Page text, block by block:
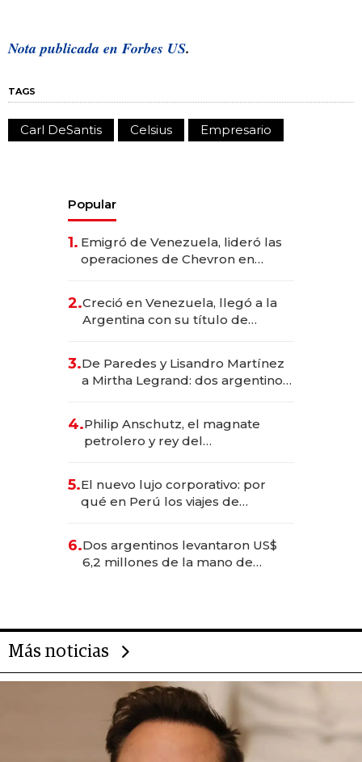
Nota publicada en Forbes US.
TAGS
Carl DeSantis Celsius Empresario
Popular
1. Emigró de Venezuela, lideró las
operaciones de Chevron en
2.Creció en Venezuela, llegó a la
Argentina con su título de
las marcas "fast premium"
3.De Paredes y Lisandro Martínez
a Mirtha Legrand: dos argentinos
4.Philip Anschutz, el magnate
petrolero y rey del
Fénix
5.El nuevo lujo corporativo: por
qué en Perú los viajes de
para convertirse en experiencias
transformadoras
6.Dos argentinos levantaron US$
6,2 millones de la mano de
Más noticias